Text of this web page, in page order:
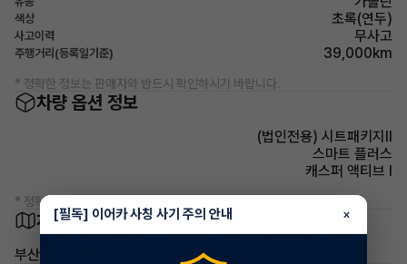
색상 초록(연두)
사고이력 무사고
주행거리(등록일기준) 39,000km
* 정확한 정보는 판매자와 반드시 확인하시기 바랍니다.
차량 옵션 정보
(법인전용) 시트패키지Ⅱ
스마트 플러스
캐스퍼 액티브 Ⅰ
* 정확한 정보는 판매자와 반드시 확인하시기 바랍니다.
차량 위치
부산 부산진구
[필독] 이어카 사칭 사기 주의 안내 ×